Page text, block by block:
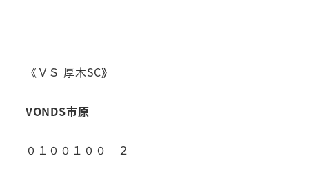
《ＶＳ 厚木SC》
VONDS市原
０１００１００ ２